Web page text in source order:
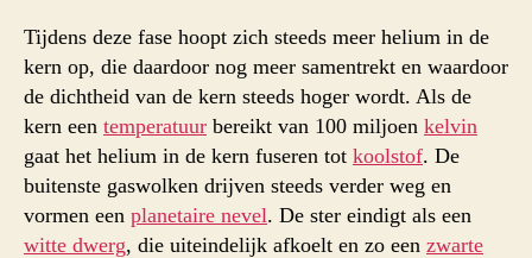
Tijdens deze fase hoopt zich steeds meer helium in de
kern op, die daardoor nog meer samentrekt en waardoor
de dichtheid van de kern steeds hoger wordt. Als de
kern een temperatuur bereikt van 100 miljoen kelvin
gaat het helium in de kern fuseren tot koolstof. De
buitenste gaswolken drijven steeds verder weg en
vormen een planetaire nevel. De ster eindigt als een
witte dwerg, die uiteindelijk afkoelt en zo een zwarte